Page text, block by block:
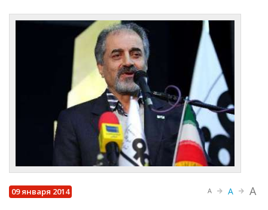
09 января 2014 A A A